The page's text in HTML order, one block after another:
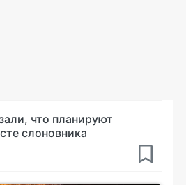
что планируют
слоновника